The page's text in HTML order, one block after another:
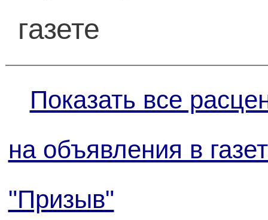
газете
Показать все
на объявления в
"Призыв"